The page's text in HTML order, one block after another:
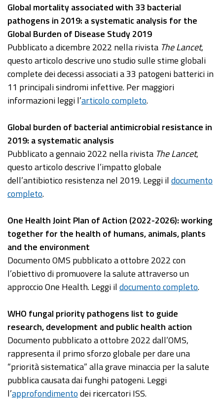
Global mortality associated with 33 bacterial
pathogens in 2019: a systematic analysis for the
Global Burden of Disease Study 2019
Pubblicato a dicembre 2022 nella rivista The Lancet,
questo articolo descrive uno studio sulle stime globali
complete dei decessi associati a 33 patogeni batterici in
11 principali sindromi infettive. Per maggiori
informazioni leggi l’articolo completo.
Global burden of bacterial antimicrobial resistance in
2019: a systematic analysis
Pubblicato a gennaio 2022 nella rivista The Lancet,
questo articolo descrive l’impatto globale
dell’antibiotico resistenza nel 2019. Leggi ildocumento
completo.
One Health Joint Plan of Action (‎2022-2026)‎: working
together for the health of humans, animals, plants
and the environment
Documento OMS pubblicato a ottobre 2022 con
l’obiettivo di promuovere la salute attraverso un
approccio One Health. Leggi ildocumento completo.
WHO fungal priority pathogens list to guide
research, development and public health action
Documento pubblicato a ottobre 2022 dall’OMS,
rappresenta il primo sforzo globale per dare una
“priorità sistematica” alla grave minaccia per la salute
pubblica causata dai funghi patogeni. Leggi
l’approfondimentodei ricercatori ISS.